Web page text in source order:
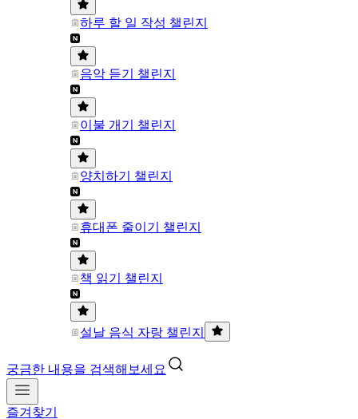
하루 할 일 작성 챌린지
음악 듣기 챌린지
이불 개기 챌린지
양치하기 챌린지
휴대폰 줄이기 챌린지
책 읽기 챌린지
설날 음식 자랑 챌린지
궁금한 내용을 검색해보세요
즐겨찾기